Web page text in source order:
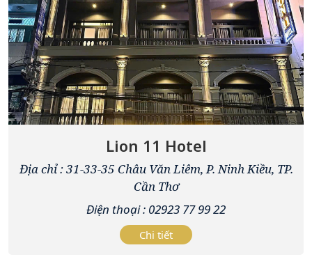
Lion 11 Hotel
Địa chỉ : 31-33-35 Châu Văn Liêm, P. Ninh Kiều, TP.
Cần Thơ
Điện thoại : 02923 77 99 22
Chi tiết